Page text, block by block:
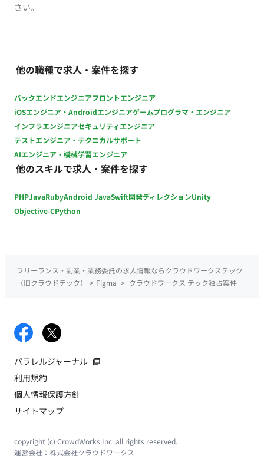
さい。
他の職種で求人・案件を探す
バックエンドエンジニアフロントエンジニア
iOSエンジニア・Androidエンジニアゲームプログラマ・エンジニア
インフラエンジニアセキュリティエンジニア
テストエンジニア・テクニカルサポート
AIエンジニア・機械学習エンジニア
他のスキルで求人・案件を探す
PHPJavaRubyAndroid JavaSwift開発ディレクションUnity
Objective-CPython
フリーランス・副業・業務委託の求人情報ならクラウドワークステック
（旧クラウドテック）
> Figma > クラウドワークス テック独占案件
パラレルジャーナル
利用規約
個人情報保護方針
サイトマップ
copyright (c) CrowdWorks Inc. all rights reserved.
運営会社： 株式会社クラウドワークス